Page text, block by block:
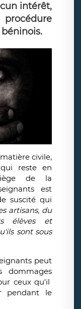
intérêt,
civile,
reste en
de la
est
suscité qui
artisans, du
élèves et
sont sous
peut
dommages
ceux qu'il
pendant le